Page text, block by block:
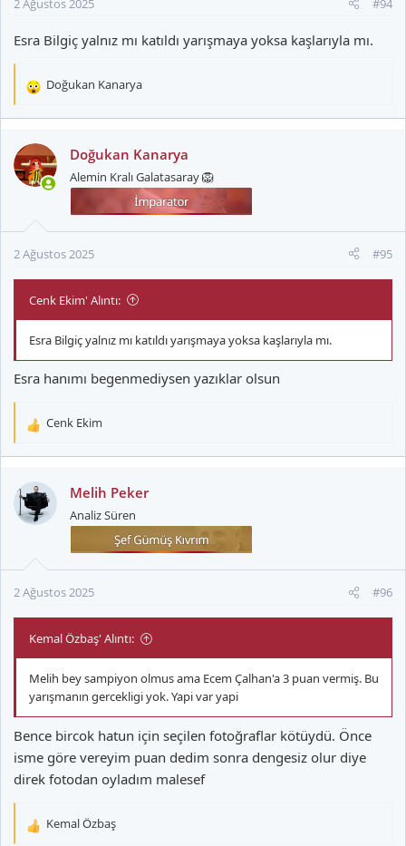
:
Esra Bilgiç yalnız mı katıldı yarışmaya yoksa kaşlarıyla mı.
T
k
i
l
Doğukan Kanarya
Doğukan Kanarya
Alemin Kralı Galatasaray 🦁
2 Ağustos 2025 #95
Cenk Ekim' Alıntı:
Esra Bilgiç yalnız mı katıldı yarışmaya yoksa kaşlarıyla mı.
Esra hanımı begenmediysen yazıklar olsun
T
k
i
l
Cenk Ekim
Melih Peker
Analiz Süren
2 Ağustos 2025 #96
Kemal Özbaş' Alıntı:
Melih bey sampiyon olmus ama Ecem Çalhan'a 3 puan vermiş. Bu
yarışmanın gercekligi yok. Yapi var yapi
Bence bircok hatun için seçilen fotoğraflar kötüydü. Önce
isme göre vereyim puan dedim sonra dengesiz olur diye
direk fotodan oyladım malesef
T
Kemal Özbaş